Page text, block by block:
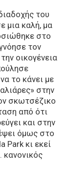
του
μια καλή, μα
στο
τον
οικογένεια
το κάνει με
στην
σκωτσέζικο
από ότι
και στην
όμως στο
Park κι εκεί
κανονικός